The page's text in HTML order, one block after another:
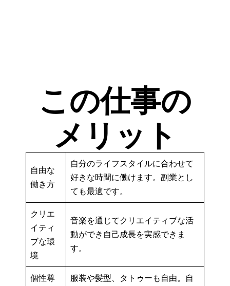
この仕事の
メリット
自由な
働き方
自分のライフスタイルに合わせて
好きな時間に働けます。副業とし
ても最適です。
クリエ
イティ
ブな環
境
音楽を通じてクリエイティブな活
動ができ自己成長を実感できま
す。
個性尊
服装や髪型、タトゥーも自由。自